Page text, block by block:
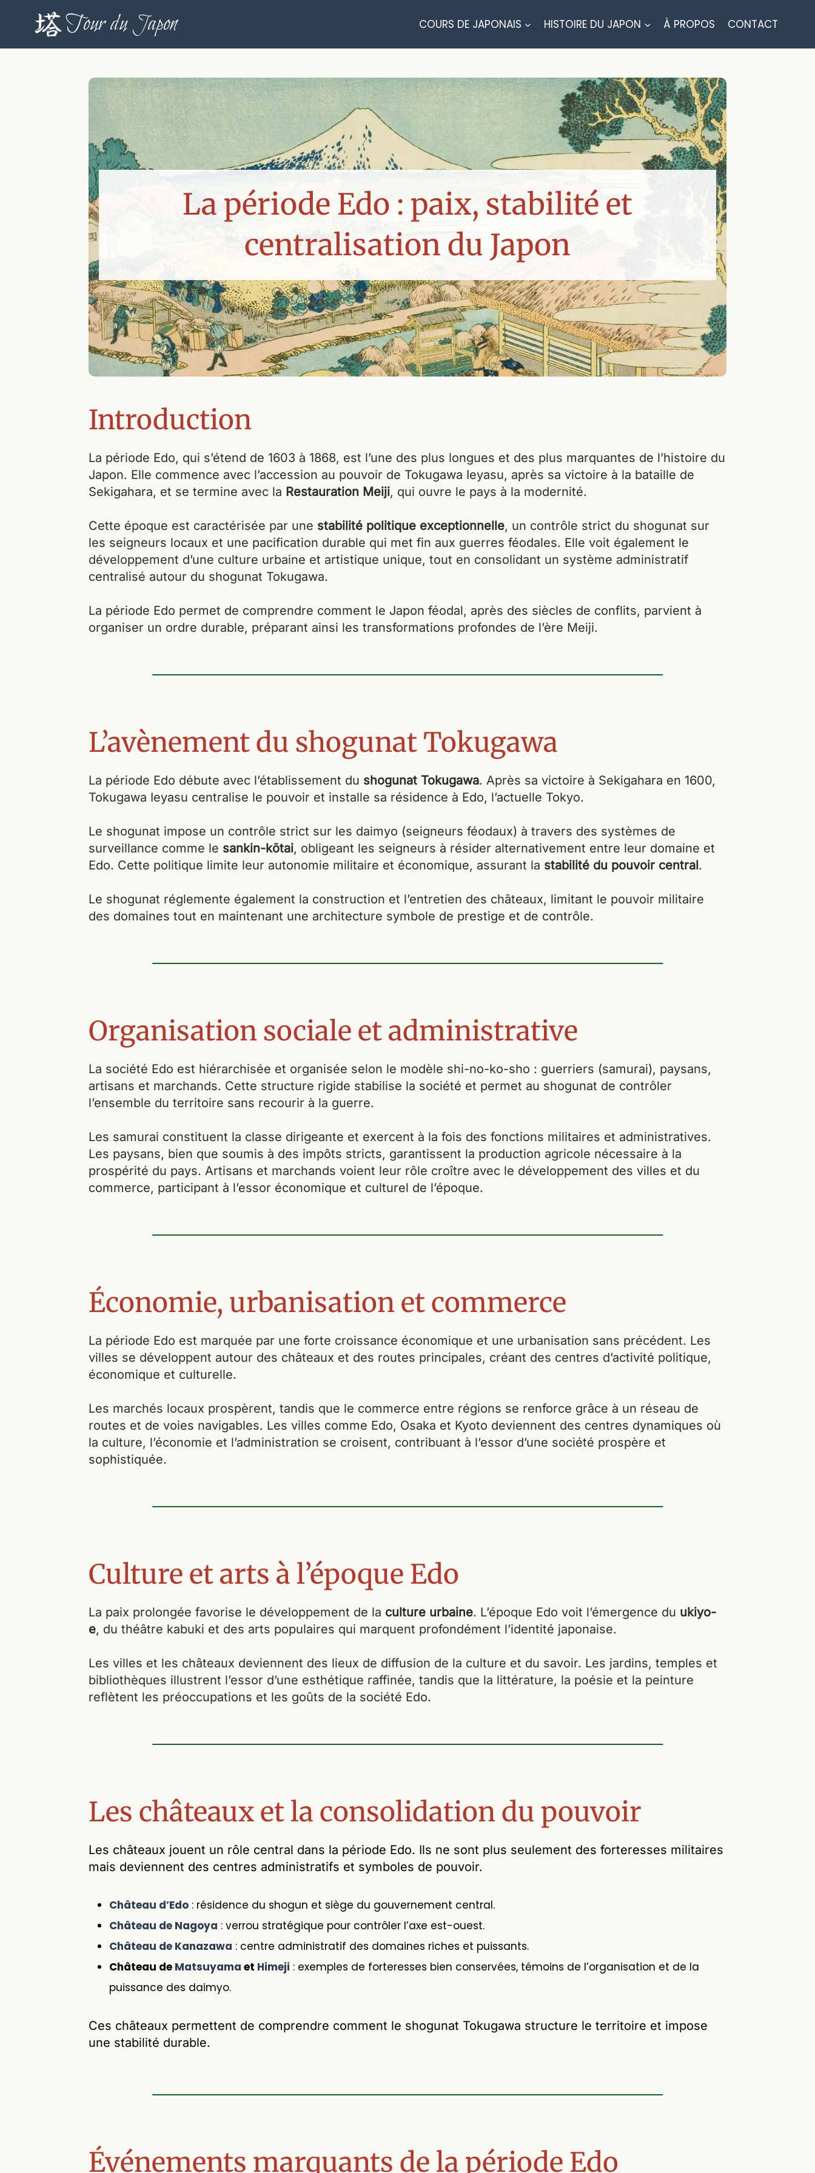
Tour du Japon COURS DE JAPONAIS HISTOIRE DU JAPON À PROPOS CONTACT
La période Edo : paix, stabilité et
centralisation du Japon
Introduction
La période Edo, qui s’étend de 1603 à 1868, est l’une des plus longues et des plus marquantes de l’histoire du
Japon. Elle commence avec l’accession au pouvoir de Tokugawa Ieyasu, après sa victoire à la bataille de
Sekigahara, et se termine avec la Restauration Meiji, qui ouvre le pays à la modernité.
Cette époque est caractérisée par une stabilité politique exceptionnelle, un contrôle strict du shogunat sur
les seigneurs locaux et une pacification durable qui met fin aux guerres féodales. Elle voit également le
développement d’une culture urbaine et artistique unique, tout en consolidant un système administratif
centralisé autour du shogunat Tokugawa.
La période Edo permet de comprendre comment le Japon féodal, après des siècles de conflits, parvient à
organiser un ordre durable, préparant ainsi les transformations profondes de l’ère Meiji.
L’avènement du shogunat Tokugawa
La période Edo débute avec l’établissement du shogunat Tokugawa. Après sa victoire à Sekigahara en 1600,
Tokugawa Ieyasu centralise le pouvoir et installe sa résidence à Edo, l’actuelle Tokyo.
Le shogunat impose un contrôle strict sur les daimyo (seigneurs féodaux) à travers des systèmes de
surveillance comme le sankin-kōtai, obligeant les seigneurs à résider alternativement entre leur domaine et
Edo. Cette politique limite leur autonomie militaire et économique, assurant la stabilité du pouvoir central.
Le shogunat réglemente également la construction et l’entretien des châteaux, limitant le pouvoir militaire
des domaines tout en maintenant une architecture symbole de prestige et de contrôle.
Organisation sociale et administrative
La société Edo est hiérarchisée et organisée selon le modèle shi-no-ko-sho : guerriers (samurai), paysans,
artisans et marchands. Cette structure rigide stabilise la société et permet au shogunat de contrôler
l’ensemble du territoire sans recourir à la guerre.
Les samurai constituent la classe dirigeante et exercent à la fois des fonctions militaires et administratives.
Les paysans, bien que soumis à des impôts stricts, garantissent la production agricole nécessaire à la
prospérité du pays. Artisans et marchands voient leur rôle croître avec le développement des villes et du
commerce, participant à l’essor économique et culturel de l’époque.
Économie, urbanisation et commerce
La période Edo est marquée par une forte croissance économique et une urbanisation sans précédent. Les
villes se développent autour des châteaux et des routes principales, créant des centres d’activité politique,
économique et culturelle.
Les marchés locaux prospèrent, tandis que le commerce entre régions se renforce grâce à un réseau de
routes et de voies navigables. Les villes comme Edo, Osaka et Kyoto deviennent des centres dynamiques où
la culture, l’économie et l’administration se croisent, contribuant à l’essor d’une société prospère et
sophistiquée.
Culture et arts à l’époque Edo
La paix prolongée favorise le développement de la culture urbaine. L’époque Edo voit l’émergence du ukiyo-
e, du théâtre kabuki et des arts populaires qui marquent profondément l’identité japonaise.
Les villes et les châteaux deviennent des lieux de diffusion de la culture et du savoir. Les jardins, temples et
bibliothèques illustrent l’essor d’une esthétique raffinée, tandis que la littérature, la poésie et la peinture
reflètent les préoccupations et les goûts de la société Edo.
Les châteaux et la consolidation du pouvoir
Les châteaux jouent un rôle central dans la période Edo. Ils ne sont plus seulement des forteresses militaires
mais deviennent des centres administratifs et symboles de pouvoir.
Château d’Edo : résidence du shogun et siège du gouvernement central.
Château de Nagoya : verrou stratégique pour contrôler l’axe est-ouest.
Château de Kanazawa : centre administratif des domaines riches et puissants.
Château de Matsuyama et Himeji : exemples de forteresses bien conservées, témoins de l’organisation et de la
puissance des daimyo.
Ces châteaux permettent de comprendre comment le shogunat Tokugawa structure le territoire et impose
une stabilité durable.
Événements marquants de la période Edo